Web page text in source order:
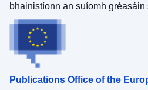
bhainistíonn an suíomh gréasáin
Publications Office of the